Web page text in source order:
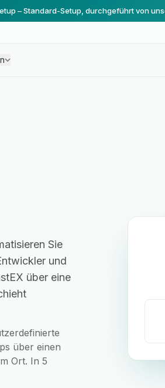
– Standard-Setup, durchgeführt von
Sie
und
über eine
über einen
Ort. In 5